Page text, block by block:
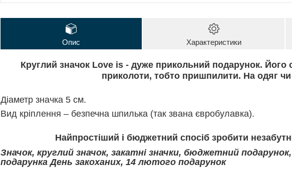
Опис Характеристики
Круглий значок Love is- дуже прикольний подарунок. Його
приколоти, тобто пришпилити. На одяг
Діаметр значка 5 см.
Вид кріплення – безпечна шпилька (так звана євробулавка).
Найпростіший і бюджетний спосіб зробити
Значок, круглий значок, закатні значки, бюджетний
подарунка День закоханих, 14 лютого подарунок